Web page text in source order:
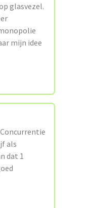
glasvezel.
mijn idee
als
dat 1